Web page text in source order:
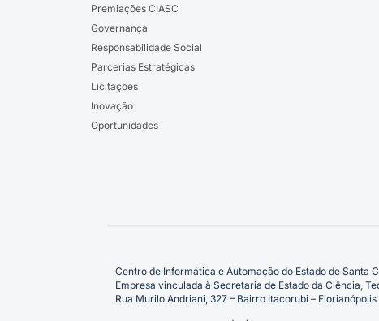
Premiações CIASC
Governança
Responsabilidade Social
Parcerias Estratégicas
Licitações
Inovação
Oportunidades
Centro de Informática e Automação do Estado de Santa
Empresa vinculada à Secretaria de Estado da Ciência,
Rua Murilo Andriani, 327 – Bairro Itacorubi –